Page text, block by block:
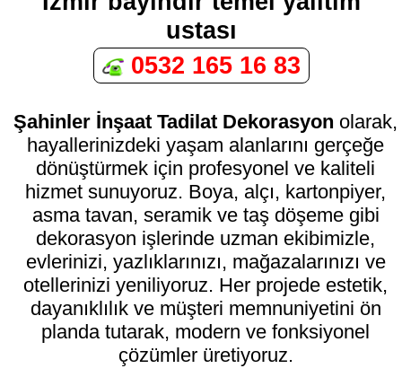
ustası
0532 165 16 83
Şahinler İnşaat Tadilat Dekorasyon olarak,
hayallerinizdeki yaşam alanlarını gerçeğe
dönüştürmek için profesyonel ve kaliteli
hizmet sunuyoruz. Boya, alçı, kartonpiyer,
asma tavan, seramik ve taş döşeme gibi
dekorasyon işlerinde uzman ekibimizle,
evlerinizi, yazlıklarınızı, mağazalarınızı ve
otellerinizi yeniliyoruz. Her projede estetik,
dayanıklılık ve müşteri memnuniyetini ön
planda tutarak, modern ve fonksiyonel
çözümler üretiyoruz.